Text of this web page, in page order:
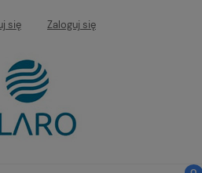
się Zaloguj się